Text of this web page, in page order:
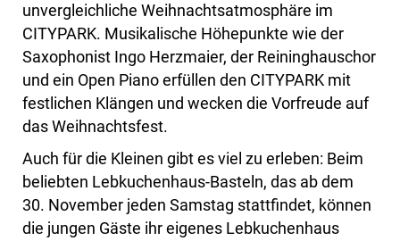
unvergleichliche Weihnachtsatmosphäre im
CITYPARK. Musikalische Höhepunkte wie der
Saxophonist Ingo Herzmaier, der Reininghauschor
und ein Open Piano erfüllen den CITYPARK mit
festlichen Klängen und wecken die Vorfreude auf
das Weihnachtsfest.
Auch für die Kleinen gibt es viel zu erleben: Beim
beliebten Lebkuchenhaus-Basteln, das ab dem
30. November jeden Samstag stattfindet, können
die jungen Gäste ihr eigenes Lebkuchenhaus